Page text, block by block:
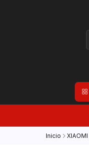
Inicio XIAOMI